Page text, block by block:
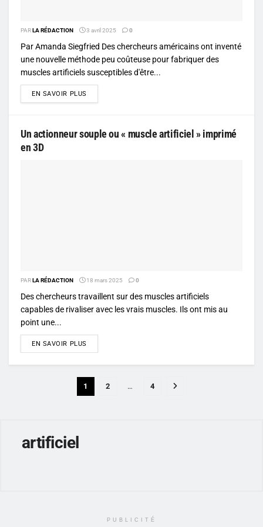
PARLA RÉDACTION 3 avril 2025 0
Par Amanda Siegfried Des chercheurs américains ont inventé
une nouvelle méthode peu coûteuse pour fabriquer des
muscles artificiels susceptibles d'être...
EN SAVOIR PLUS
Un actionneur souple ou « muscle artificiel » imprimé
en 3D
PARLA RÉDACTION 18 mars 2025 0
Des chercheurs travaillent sur des muscles artificiels
capables de rivaliser avec les vrais muscles. Ils ont mis au
point une...
EN SAVOIR PLUS
1 2 … 4
artificiel
PUBLICITÉ